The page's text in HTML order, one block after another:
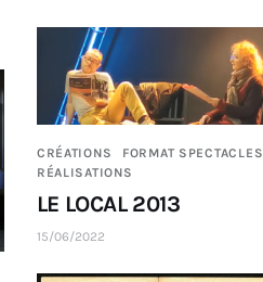
CRÉATIONS
FORMAT SPECTACLES
RÉALISATIONS
LE LOCAL 2013
15/06/2022